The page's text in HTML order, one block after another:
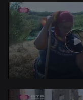
254068